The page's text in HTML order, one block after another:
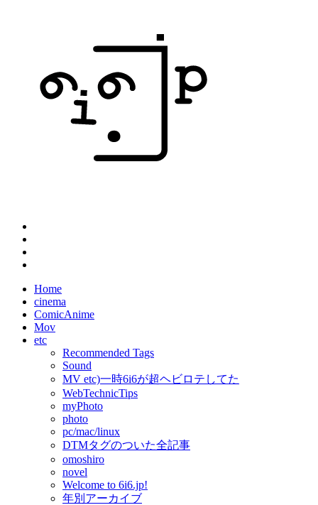
Home
cinema
ComicAnime
Mov
etc
Recommended Tags
Sound
MV etc)一時6i6が超ヘビロテしてた
WebTechnicTips
myPhoto
photo
pc/mac/linux
DTMタグのついた全記事
omoshiro
novel
Welcome to 6i6.jp!
年別アーカイブ